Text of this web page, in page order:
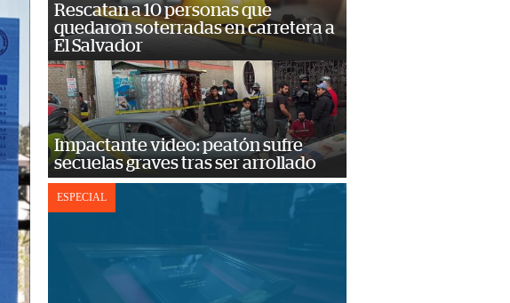
Rescatan a 10 personas que
quedaron soterradas en carretera a
El Salvador
Impactante video: peatón sufre
secuelas graves tras ser arrollado
ESPECIAL